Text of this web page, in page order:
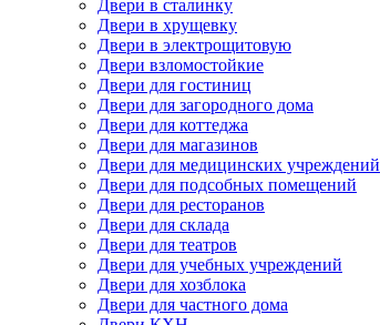
Двери в сталинку
Двери в хрущевку
Двери в электрощитовую
Двери взломостойкие
Двери для гостиниц
Двери для загородного дома
Двери для коттеджа
Двери для магазинов
Двери для медицинских учреждений
Двери для подсобных помещений
Двери для ресторанов
Двери для склада
Двери для театров
Двери для учебных учреждений
Двери для хозблока
Двери для частного дома